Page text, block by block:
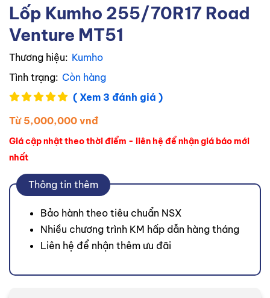
Lốp Kumho 255/70R17 Road
Venture MT51
Thương hiệu: Kumho
Tình trạng: Còn hàng
( Xem 3 đánh giá )
Từ 5,000,000 vnđ
Giá cập nhật theo thời điểm - liên hệ để nhận giá báo mới
nhất
Thông tin thêm
Bảo hành theo tiêu chuẩn NSX
Nhiều chương trình KM hấp dẫn hàng tháng
Liên hệ để nhận thêm ưu đãi